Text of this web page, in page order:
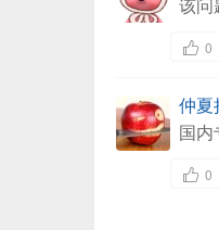
0
仲夏
国
0